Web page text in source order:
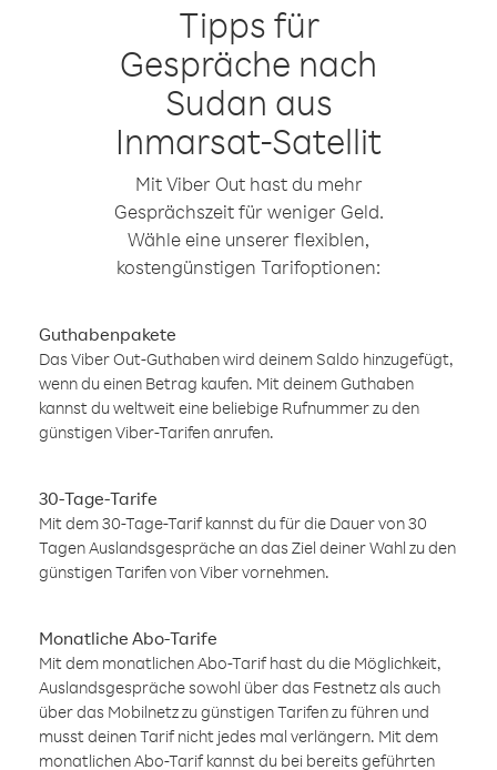
Tipps für
Gespräche nach
Sudan aus
Inmarsat-Satellit
Mit Viber Out hast du mehr
Gesprächszeit für weniger Geld.
Wähle eine unserer flexiblen,
kostengünstigen Tarifoptionen:
Guthabenpakete
Das Viber Out-Guthaben wird deinem Saldo hinzugefügt,
wenn du einen Betrag kaufen. Mit deinem Guthaben
kannst du weltweit eine beliebige Rufnummer zu den
günstigen Viber-Tarifen anrufen.
30-Tage-Tarife
Mit dem 30-Tage-Tarif kannst du für die Dauer von 30
Tagen Auslandsgespräche an das Ziel deiner Wahl zu den
günstigen Tarifen von Viber vornehmen.
Monatliche Abo-Tarife
Mit dem monatlichen Abo-Tarif hast du die Möglichkeit,
Auslandsgespräche sowohl über das Festnetz als auch
über das Mobilnetz zu günstigen Tarifen zu führen und
musst deinen Tarif nicht jedes mal verlängern. Mit dem
monatlichen Abo-Tarif kannst du bei bereits geführten